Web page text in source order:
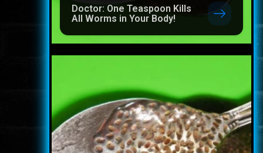
Doctor: One Teaspoon Kills
All Worms in Your Body!